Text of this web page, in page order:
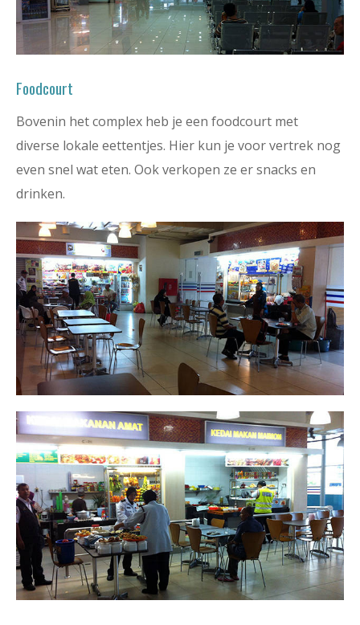
Foodcourt
Bovenin het complex heb je een foodcourt met
diverse lokale eettentjes. Hier kun je voor vertrek nog
even snel wat eten. Ook verkopen ze er snacks en
drinken.